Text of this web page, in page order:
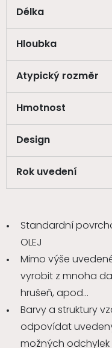
Délka
Hloubka
Atypický rozměr
Hmotnost
Design
Rok uvedení
Standardní
OLEJ
Mimo výše
vyrobit z mnoha
hrušeň, apod...
Barvy a struktury
odpovídat
možných odchylek